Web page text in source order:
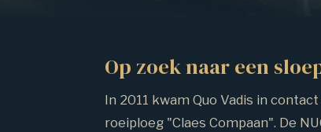
Op zoek naar een
In 2011 kwam Quo Vadis in
roeiploeg "Claes Compaan". De